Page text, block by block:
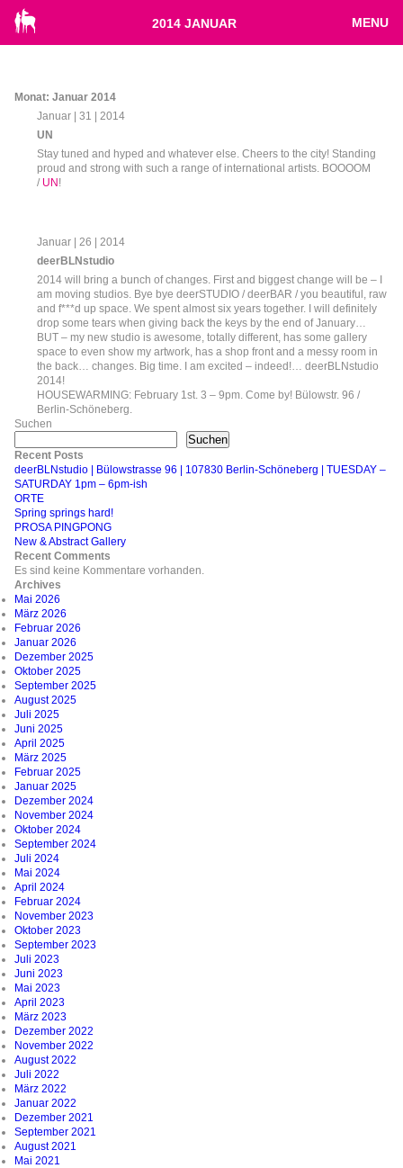
2014 JANUAR MENU
Monat: Januar 2014
Januar | 31 | 2014
UN
Stay tuned and hyped and whatever else. Cheers to the city! Standing
proud and strong with such a range of international artists. BOOOOM
/ UN !
Januar | 26 | 2014
deerBLNstudio
2014 will bring a bunch of changes. First and biggest change will be – I
am moving studios. Bye bye deerSTUDIO / deerBAR / you beautiful, raw
and f***d up space. We spent almost six years together. I will definitely
drop some tears when giving back the keys by the end of January…
BUT – my new studio is awesome, totally different, has some gallery
space to even show my artwork, has a shop front and a messy room in
the back… changes. Big time. I am excited – indeed!… deerBLNstudio
2014!
HOUSEWARMING: February 1st. 3 – 9pm. Come by! Bülowstr. 96 /
Berlin-Schöneberg.
Suchen
Suchen
Recent Posts
deerBLNstudio | Bülowstrasse 96 | 107830 Berlin-Schöneberg | TUESDAY –
SATURDAY 1pm – 6pm-ish
ORTE
Spring springs hard!
PROSA PINGPONG
New & Abstract Gallery
Recent Comments
Es sind keine Kommentare vorhanden.
Archives
Mai 2026
März 2026
Februar 2026
Januar 2026
Dezember 2025
Oktober 2025
September 2025
August 2025
Juli 2025
Juni 2025
April 2025
März 2025
Februar 2025
Januar 2025
Dezember 2024
November 2024
Oktober 2024
September 2024
Juli 2024
Mai 2024
April 2024
Februar 2024
November 2023
Oktober 2023
September 2023
Juli 2023
Juni 2023
Mai 2023
April 2023
März 2023
Dezember 2022
November 2022
August 2022
Juli 2022
März 2022
Januar 2022
Dezember 2021
September 2021
August 2021
Mai 2021